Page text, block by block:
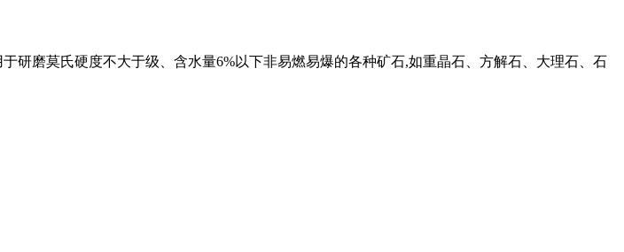
研磨莫氏硬度不大于级、含水量6%以下非易燃易爆的各种矿石,如重晶石、方解石、大理石、石